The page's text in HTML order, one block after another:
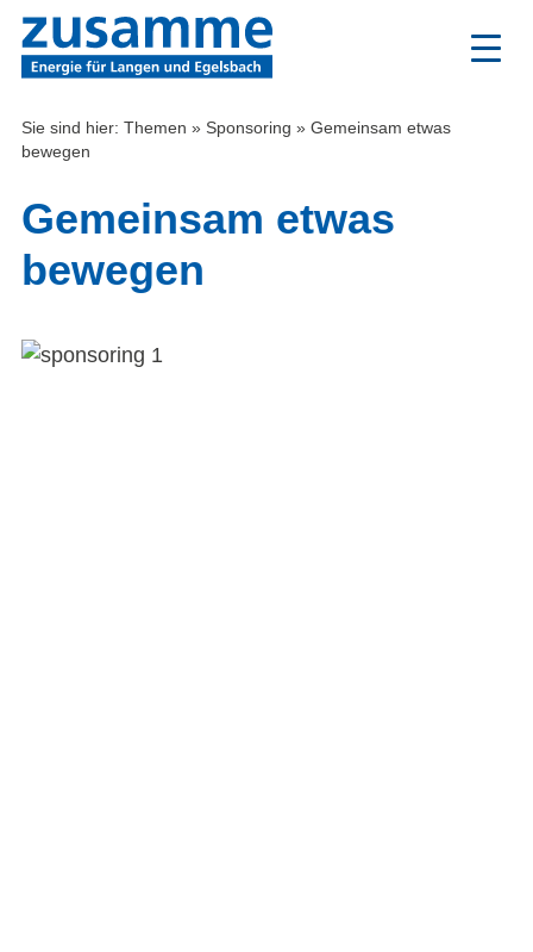
Zum
Inhalt
Sie sind hier: Themen » Sponsoring » Gemeinsam etwas
bewegen
Gemeinsam etwas
bewegen